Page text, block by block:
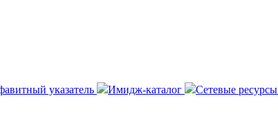
указатель Имидж-каталог
Сетевые ресурсы